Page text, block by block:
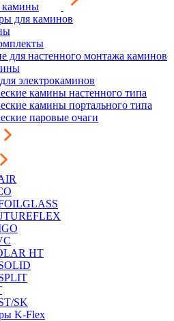
камины
для каминов
для настенного монтажа каминов
электрокаминов
камины настенного типа
камины портального типа
паровые очаги
HT
SK
K-Flex